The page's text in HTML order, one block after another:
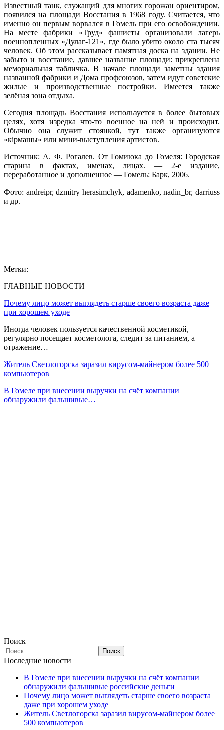
Известный танк, служащий для многих горожан ориентиром,
появился на площади Восстания в 1968 году. Считается, что
именно он первым ворвался в Гомель при его освобождении.
На месте фабрики «Труд» фашисты организовали лагерь
военнопленных «Дулаг-121», где было убито около ста тысяч
человек. Об этом рассказывает памятная доска на здании. Не
забыто и восстание, давшее название площади: прикреплена
мемориальная табличка. В начале площади заметны здания
названной фабрики и Дома профсоюзов, затем идут советские
жилые и производственные постройки. Имеется также
зелёная зона отдыха.
Сегодня площадь Восстания используется в более бытовых
целях, хотя изредка что-то военное на ней и происходит.
Обычно она служит стоянкой, тут также организуются
«кiрмашы» или мини-выступления артистов.
Источник: А. Ф. Рогалев. От Гомиюка до Гомеля: Городская
старина в фактах, именах, лицах. — 2-е издание,
переработанное и дополненное — Гомель: Барк, 2006.
Фото: andreipr, dzmitry herasimchyk, adamenko, nadin_br, darriuss
и др.
Метки:
ГЛАВНЫЕ НОВОСТИ
Почему лицо может выглядеть старше своего возраста даже
при хорошем уходе
Иногда человек пользуется качественной косметикой,
регулярно посещает косметолога, следит за питанием, а
отражение…
Житель Светлогорска заразил вирусом-майнером более 500
компьютеров
В Гомеле при внесении выручки на счёт компании
обнаружили фальшивые…
Поиск
Последние новости
В Гомеле при внесении выручки на счёт компании
обнаружили фальшивые российские деньги
Почему лицо может выглядеть старше своего возраста
даже при хорошем уходе
Житель Светлогорска заразил вирусом-майнером более
500 компьютеров